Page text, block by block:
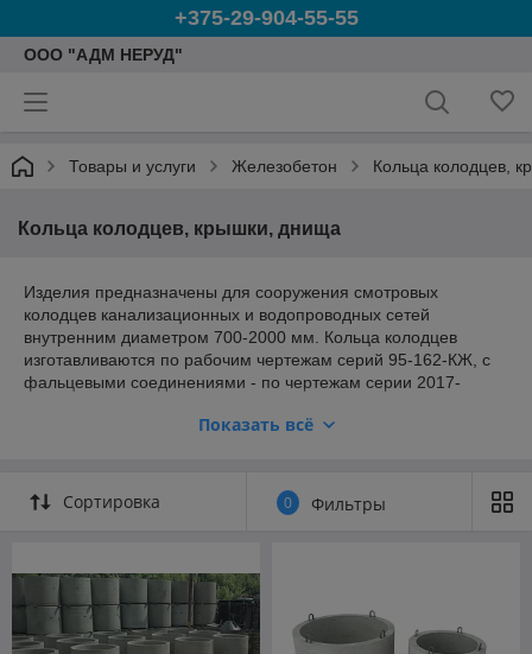
+375-29-904-55-55
ООО "АДМ НЕРУД"
Товары и услуги Железобетон Кольца колодцев,
Кольца колодцев, крышки, днища
Изделия предназначены для сооружения смотровых
колодцев канализационных и водопроводных сетей
внутренним диаметром 700-2000 мм. Кольца колодцев
изготавливаются по рабочим чертежам серий 95-162-КЖ, с
фальцевыми соединениями - по чертежам серии 2017-
Наименования конструкций колодцев кольцо стеновое (КС) и
заказе:КСф10.9-10-А
9 – высота кольца в дециметрах,
10 - нагрузка кН/м,
Показать всё
Сортировка 0 Фильтры